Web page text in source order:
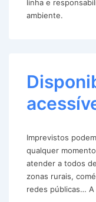
linha e
ambiente.
Imprevistos
qualquer
atender a todos
zonas rurais,
redes públicas… A